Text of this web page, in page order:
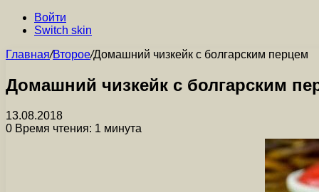
Войти
Switch skin
Главная/Второе/Домашний чизкейк с болгарским перцем
Домашний чизкейк с болгарским
13.08.2018
0 Время чтения: 1 минута